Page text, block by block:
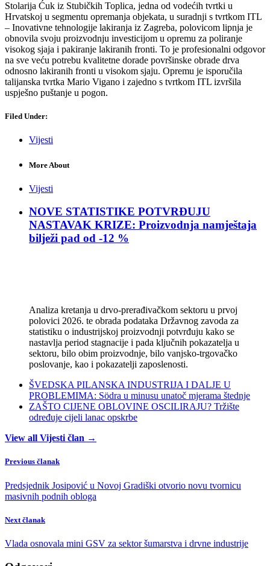
Stolarija Ćuk iz Stubičkih Toplica, jedna od vodećih tvrtki u
Hrvatskoj u segmentu opremanja objekata, u suradnji s tvrtkom ITL
– Inovativne tehnologije lakiranja iz Zagreba, polovicom lipnja je
obnovila svoju proizvodnju investicijom u opremu za poliranje
visokog sjaja i pakiranje lakiranih fronti. To je profesionalni odgovor
na sve veću potrebu kvalitetne dorade površinske obrade drva
odnosno lakiranih fronti u visokom sjaju. Opremu je isporučila
talijanska tvrtka Mario Vigano i zajedno s tvrtkom ITL izvršila
uspješno puštanje u pogon.
Filed Under:
Vijesti
More About
Vijesti
NOVE STATISTIKE POTVRĐUJU
NASTAVAK KRIZE: Proizvodnja namještaja
bilježi pad od -12 %
Analiza kretanja u drvo-prerađivačkom sektoru u prvoj
polovici 2026. te obrada podataka Državnog zavoda za
statistiku o industrijskoj proizvodnji potvrđuju kako se
nastavlja period stagnacije i pada ključnih pokazatelja u
sektoru, bilo obim proizvodnje, bilo vanjsko-trgovačko
poslovanje, kao i pokazatelji zaposlenosti.
ŠVEDSKA PILANSKA INDUSTRIJA I DALJE U
PROBLEMIMA: Södra u minusu unatoč mjerama štednje
ZAŠTO CIJENE OBLOVINE OSCILIRAJU? Tržište
određuje cijeli lanac opskrbe
View all Vijesti član →
Previous članak
Predsjednik Josipović u Novoj Gradiški otvorio novu tvornicu
masivnih podnih obloga
Next članak
Vlada osnovala mini GSV za sektor šumarstva i drvne industrije